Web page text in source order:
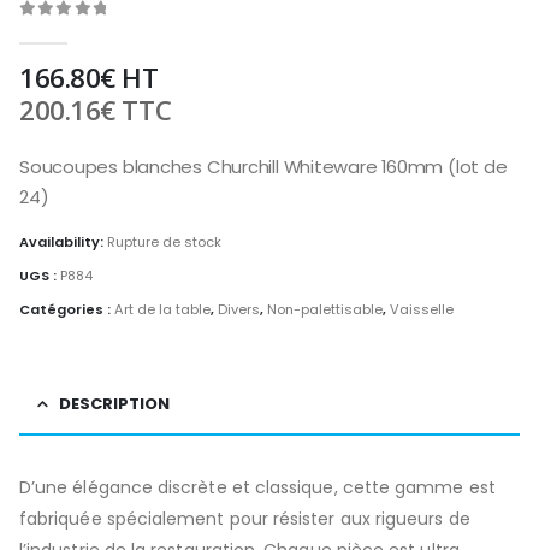
166.80€HT
200.16€TTC
Soucoupes blanches Churchill Whiteware 160mm (lot de
24)
Availability: Rupture de stock
UGS : P884
Catégories :Art de la table, Divers, Non-palettisable,Vaisselle
DESCRIPTION
D’une élégance discrète et classique, cette gamme est
fabriquée spécialement pour résister aux rigueurs de